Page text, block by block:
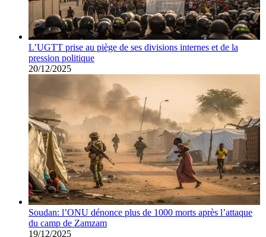
L’UGTT prise au piège de ses divisions internes et de la
pression politique
20/12/2025
Soudan: l’ONU dénonce plus de 1000 morts après l’attaque
du camp de Zamzam
19/12/2025